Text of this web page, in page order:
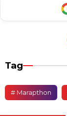
Tag
# Marapthon